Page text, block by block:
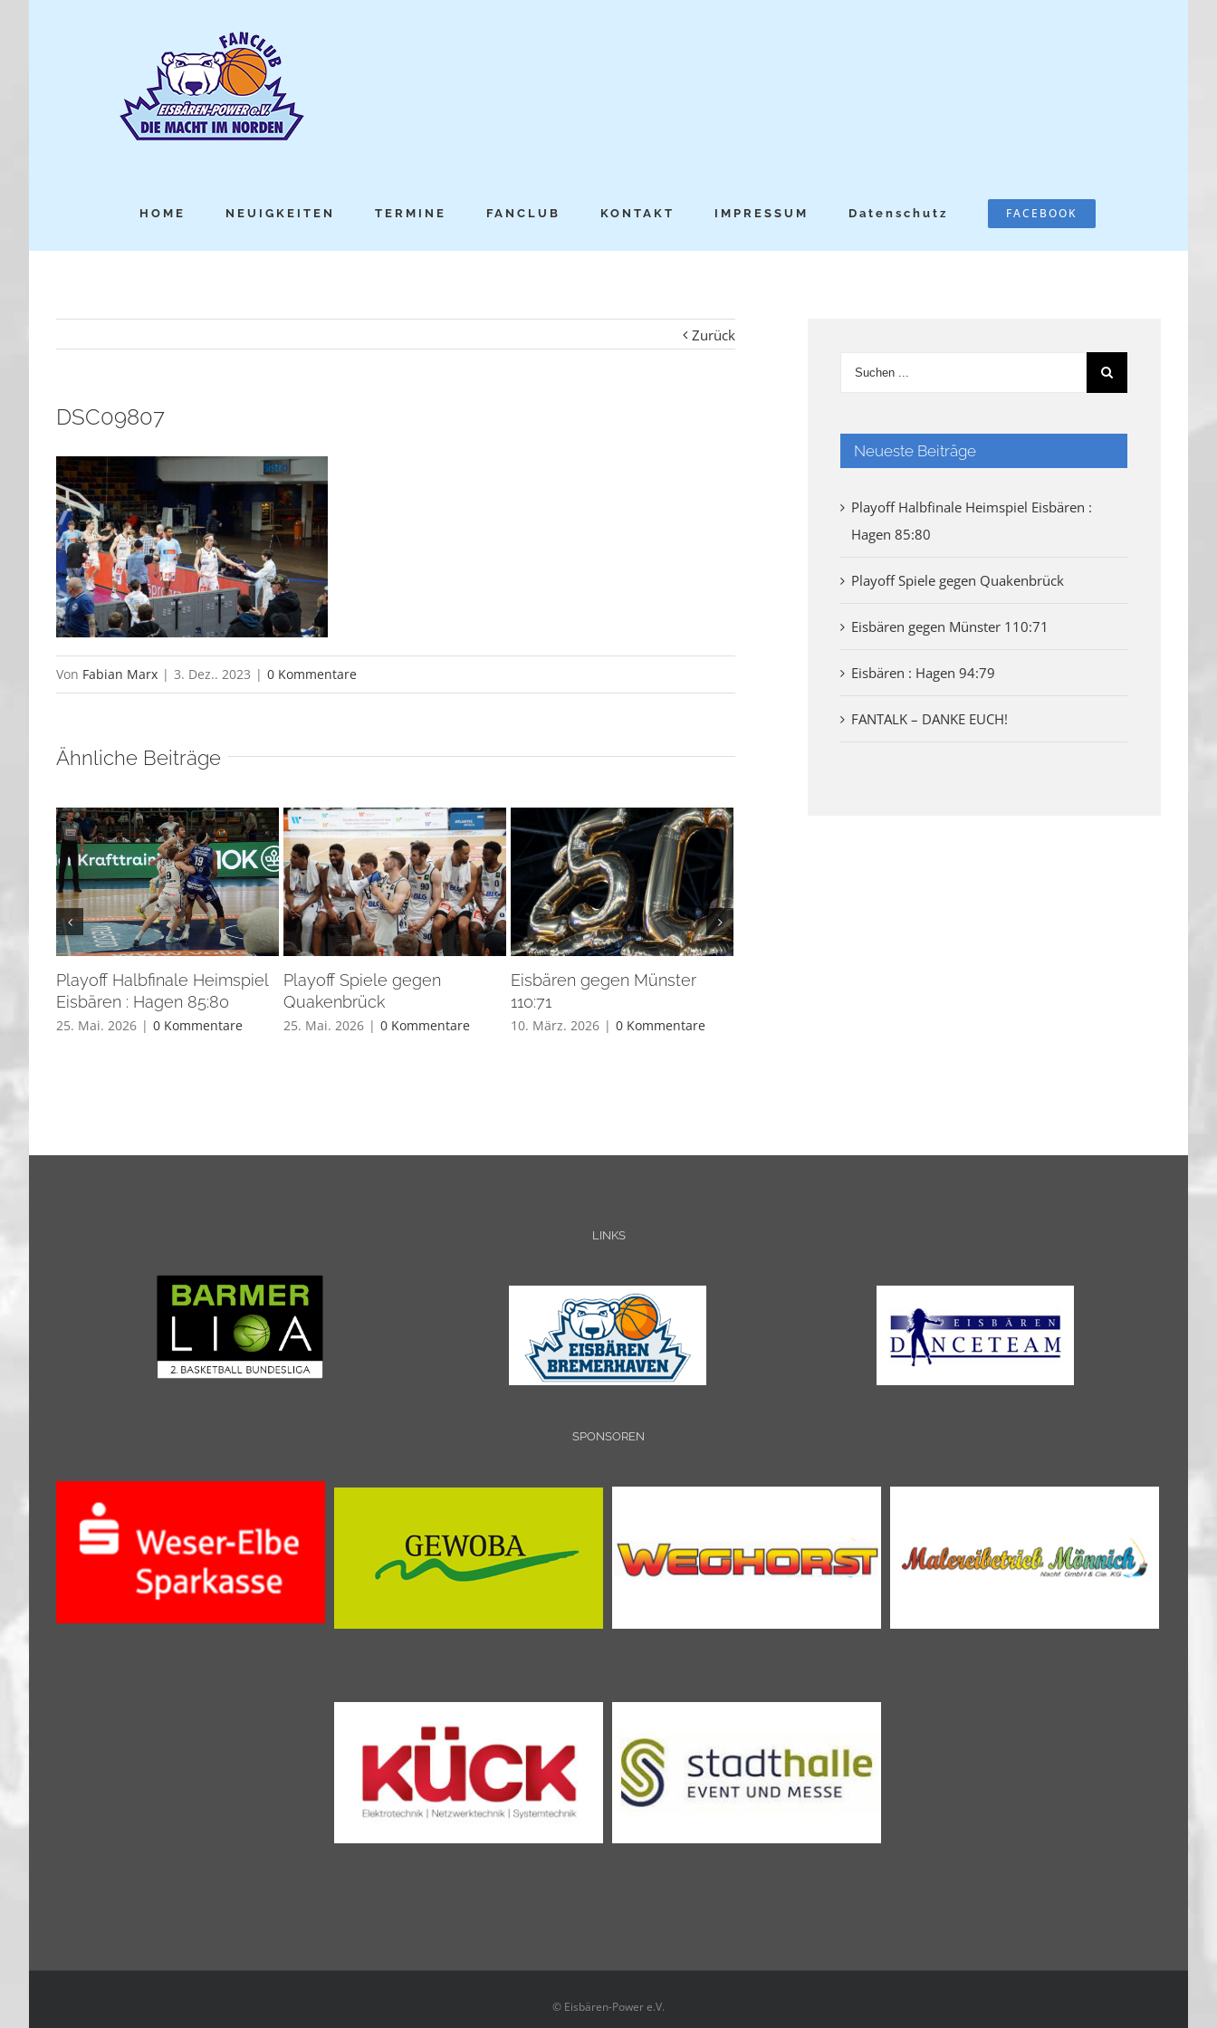
HOME NEUIGKEITEN TERMINE FANCLUB KONTAKT IMPRESSUM Datenschutz FACEBOOK
Zurück
DSC09807
Von Fabian Marx | 3. Dez.. 2023 | 0 Kommentare
Ähnliche Beiträge
Playoff Halbfinale Heimspiel
Eisbären : Hagen 85:80
25. Mai. 2026 | 0 Kommentare
Playoff Spiele gegen
Quakenbrück
25. Mai. 2026 | 0 Kommentare
Eisbären gegen Münster
110:71
10. März. 2026 | 0 Kommentare
Neueste Beiträge
Playoff Halbfinale Heimspiel Eisbären :
Hagen 85:80
Playoff Spiele gegen Quakenbrück
Eisbären gegen Münster 110:71
Eisbären : Hagen 94:79
FANTALK – DANKE EUCH!
LINKS
SPONSOREN
© Eisbären-Power e.V.